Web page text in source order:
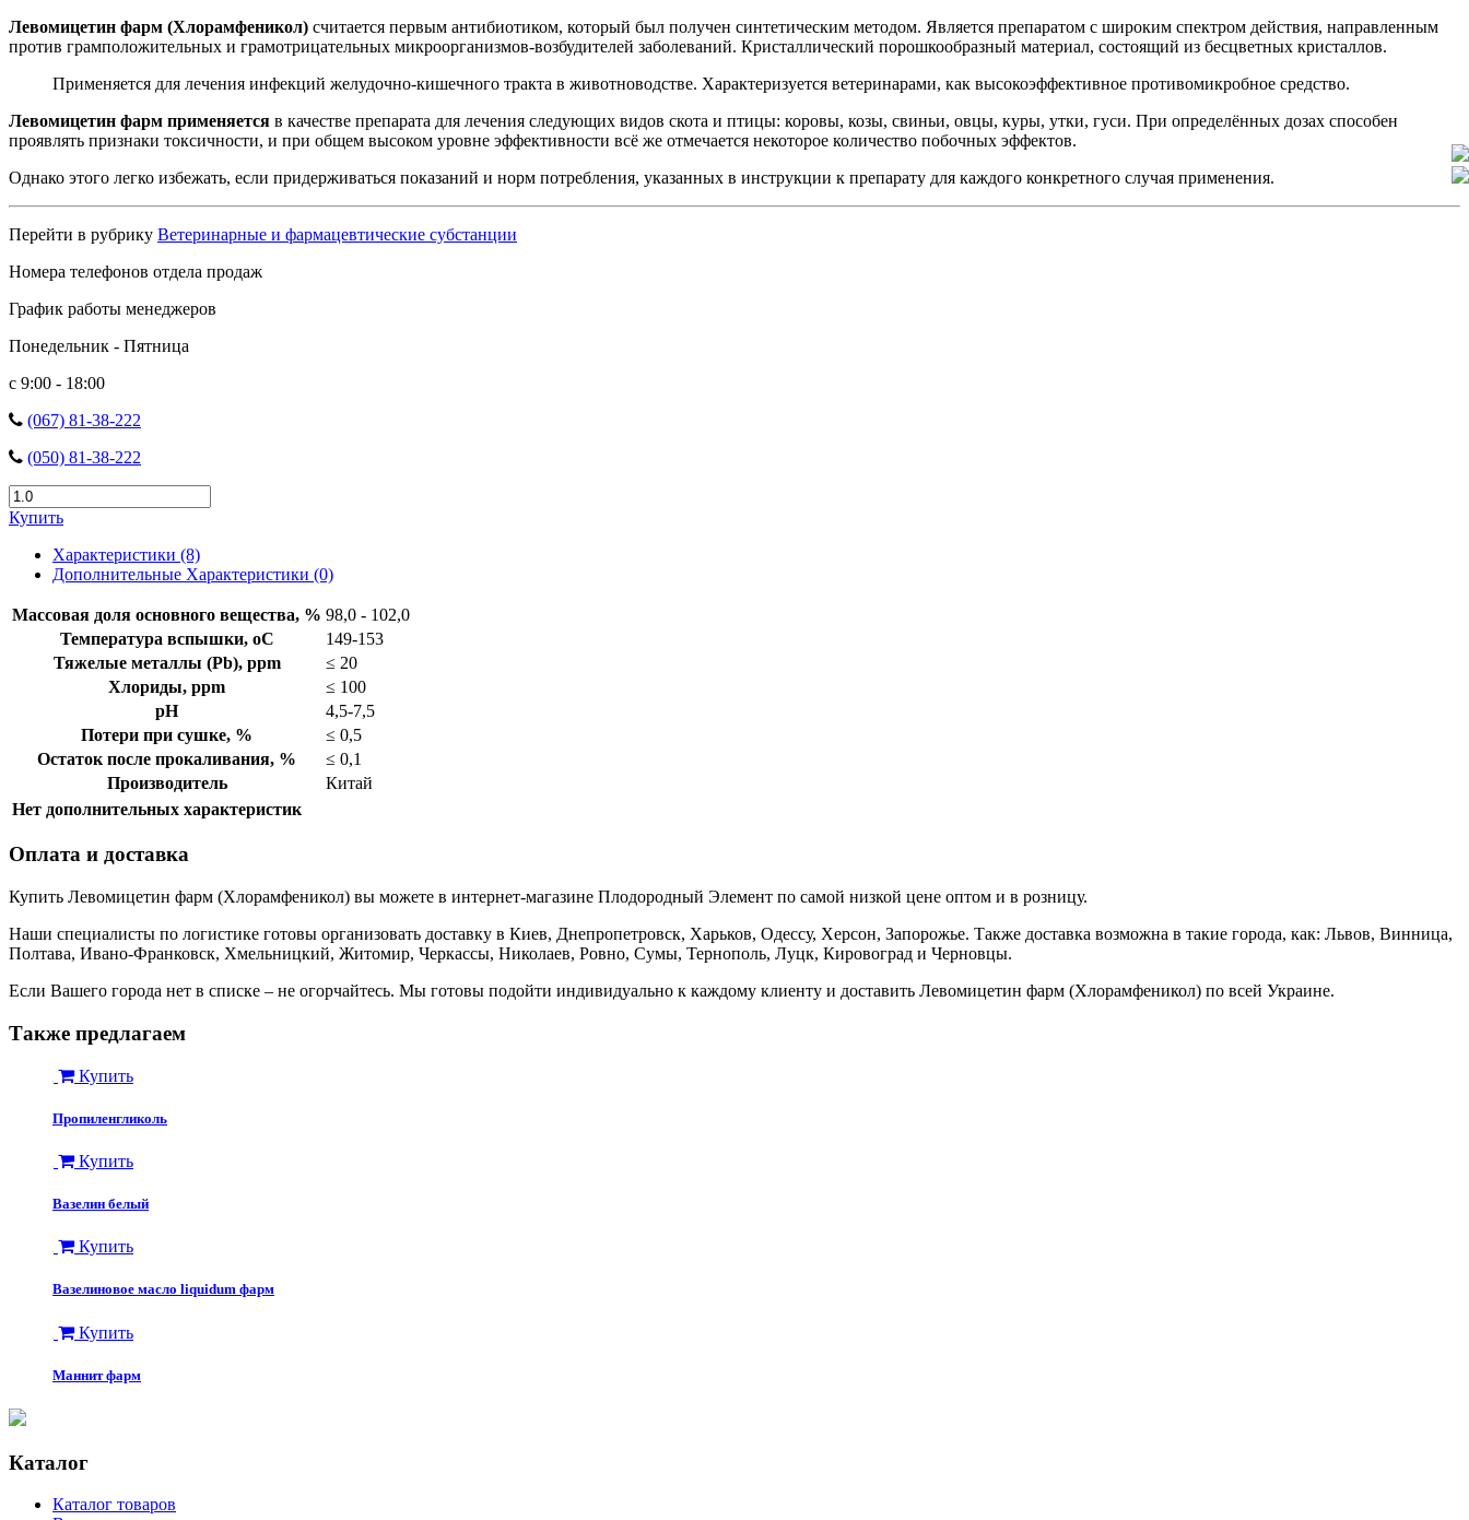
Левомицетин фарм (Хлорамфеникол) считается первым антибиотиком, который был получен синтетическим методом. Является препаратом с широким спектром действия, направленным
против грамположительных и грамотрицательных микроорганизмов-возбудителей заболеваний. Кристаллический порошкообразный материал, состоящий из бесцветных кристаллов.
Применяется для лечения инфекций желудочно-кишечного тракта в животноводстве. Характеризуется ветеринарами, как высокоэффективное противомикробное средство.
Левомицетин фарм применяется в качестве препарата для лечения следующих видов скота и птицы: коровы, козы, свиньи, овцы, куры, утки, гуси. При определённых дозах способен
проявлять признаки токсичности, и при общем высоком уровне эффективности всё же отмечается некоторое количество побочных эффектов.
Однако этого легко избежать, если придерживаться показаний и норм потребления, указанных в инструкции к препарату для каждого конкретного случая применения.
Перейти в рубрику Ветеринарные и фармацевтические субстанции
Номера телефонов отдела продаж
График работы менеджеров
Понедельник - Пятница
с 9:00 - 18:00
(067) 81-38-222
(050) 81-38-222
Купить
Характеристики (8)
Дополнительные Характеристики (0)
Массовая доля основного вещества, % 98,0 - 102,0
Температура вспышки, оС
149-153
Тяжелые металлы (Pb), ppm
≤ 20
Хлориды, ppm
≤ 100
pH
4,5-7,5
Потери при сушке, %
≤ 0,5
Остаток после прокаливания, %
≤ 0,1
Производитель
Китай
Нет дополнительных характеристик
Оплата и доставка
Купить Левомицетин фарм (Хлорамфеникол) вы можете в интернет-магазине Плодородный Элемент по самой низкой цене оптом и в розницу.
Наши специалисты по логистике готовы организовать доставку в Киев, Днепропетровск, Харьков, Одессу, Херсон, Запорожье. Также доставка возможна в такие города, как: Львов, Винница,
Полтава, Ивано-Франковск, Хмельницкий, Житомир, Черкассы, Николаев, Ровно, Сумы, Тернополь, Луцк, Кировоград и Черновцы.
Если Вашего города нет в списке – не огорчайтесь. Мы готовы подойти индивидуально к каждому клиенту и доставить Левомицетин фарм (Хлорамфеникол) по всей Украине.
Также предлагаем
Купить
Пропиленгликоль
Купить
Вазелин белый
Купить
Вазелиновое масло liquidum фарм
Купить
Маннит фарм
Каталог
Каталог товаров